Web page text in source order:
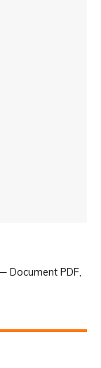
Document PDF,